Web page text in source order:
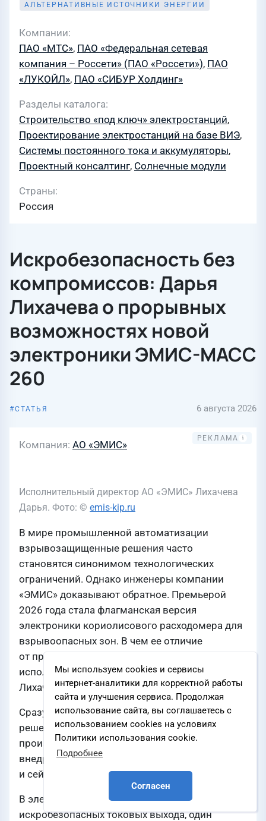
Мы используем cookies и сервисы
интернет-аналитики для корректной работы
сайта и улучшения сервиса. Продолжая
использование сайта, вы соглашаетесь с
использованием cookies на условиях
Политики использования cookie.
Подробнее
Согласен
АЛЬТЕРНАТИВНЫЕ ИСТОЧНИКИ ЭНЕРГИИ
Компании
ПАО «МТС», ПАО «Федеральная сетевая
компания – Россети» (ПАО «Россети»), ПАО
«ЛУКОЙЛ», ПАО «СИБУР Холдинг»
Разделы каталога
Строительство «под ключ» электростанций,
Проектирование электростанций на базе ВИЭ,
Системы постоянного тока и аккумуляторы,
Проектный консалтинг, Солнечные модули
Страны
Россия
Искробезопасность без
компромиссов: Дарья
Лихачева о прорывных
возможностях новой
электроники ЭМИС-МАСС
260
СТАТЬЯ 6 августа 2026
Компания АО «ЭМИС»
Исполнительный директор АО «ЭМИС» Лихачева
Дарья. Фото: © emis-kip.ru
В мире промышленной автоматизации
взрывозащищенные решения часто
становятся синонимом технологических
ограничений. Однако инженеры компании
«ЭМИС» доказывают обратное. Премьерой
2026 года стала флагманская версия
электроники кориолисового расходомера для
взрывоопасных зон. В чем ее отличие
от предыдущих поколений рассказывает
исполнительный директор АО «ЭМИС»
Лихачева Дарья.
Сразу подчеркну ключевой момент: подобное
решение является передовым, и многие
производители КИП активно работают над его
внедрением. Мы же даем эту технологию здесь
и сейчас!
В электронике версии М2 мы реализовали два
искробезопасных токовых выхода, один